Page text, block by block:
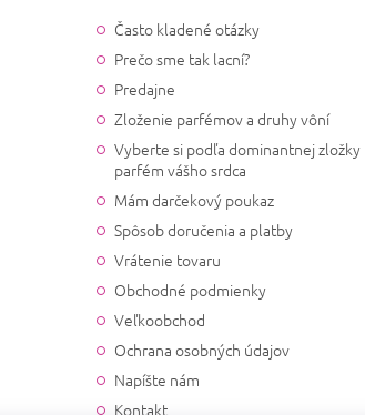
Často kladené otázky
Prečo sme tak lacní?
Predajne
Zloženie parfémov a druhy vôní
Vyberte si podľa dominantnej zložky
parfém vášho srdca
Mám darčekový poukaz
Spôsob doručenia a platby
Vrátenie tovaru
Obchodné podmienky
Veľkoobchod
Ochrana osobných údajov
Napíšte nám
Kontakt